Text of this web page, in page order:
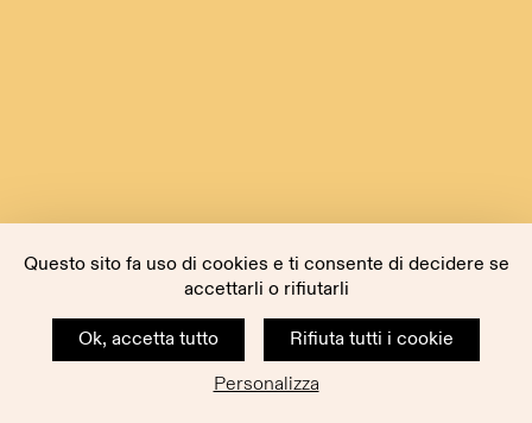
Questo sito fa uso di cookies e ti consente di decidere se
accettarli o rifiutarli
Ok, accetta tutto
Rifiuta tutti i cookie
Personalizza